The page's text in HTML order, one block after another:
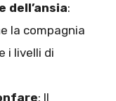
dell’ansia:
la compagnia
i livelli di
: Il